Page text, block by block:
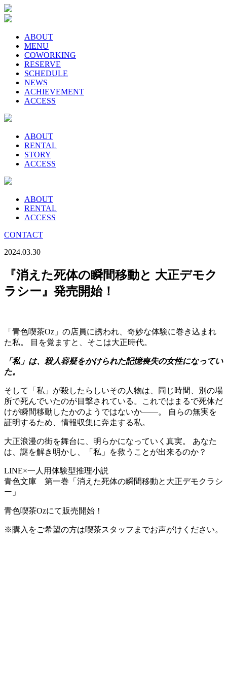
ABOUT
MENU
COWORKING
RESERVE
SCHEDULE
NEWS
ACHIEVEMENT
ACCESS
ABOUT
RENTAL
STORY
ACCESS
ABOUT
RENTAL
ACCESS
CONTACT
2024.03.30
『消えた死体の瞬間移動と 大正デモク
ラシー』発売開始！
「青色喫茶Oz」の店員に誘われ、奇妙な体験に巻き込まれ
た私。 目を覚ますと、そこは大正時代。
「私」は、殺人容疑をかけられた記憶喪失の女性になってい
た。
そして「私」が殺したらしいその人物は、同じ時間、別の場
所で死んでいたのが目撃されている。これではまるで死体だ
けが瞬間移動したかのようではないか――。 自らの無実を
証明するため、情報収集に奔走する私。
大正浪漫の街を舞台に、明らかになっていく真実。 あなた
は、謎を解き明かし、「私」を救うことが出来るのか？
LINE×一人用体験型推理小説
青色文庫 第一巻「消えた死体の瞬間移動と大正デモクラシ
ー」
青色喫茶Ozにて販売開始！
※購入をご希望の方は喫茶スタッフまでお声がけください。